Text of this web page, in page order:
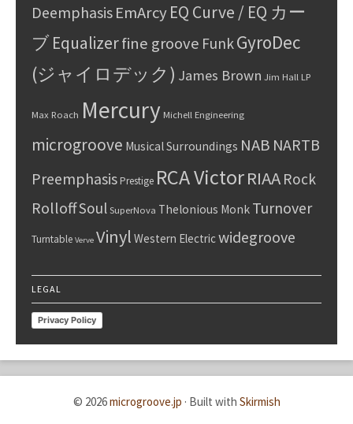
Deemphasis EmArcyEQ Curve / EQ カー
ブEqualizerfine groove FunkGyroDec
(ジャイロデック) James Brown Jim Hall LP
Max Roach Mercury Michell Engineering
microgroove Musical Surroundings NAB NARTB
PreemphasisPrestige RCA VictorRIAA Rock
RolloffSoul SuperNova Thelonious Monk Turnover
Turntable Verve Vinyl Western Electricwidegroove
LEGAL
Privacy Policy
© 2026microgroove.jp · Built with Skirmish